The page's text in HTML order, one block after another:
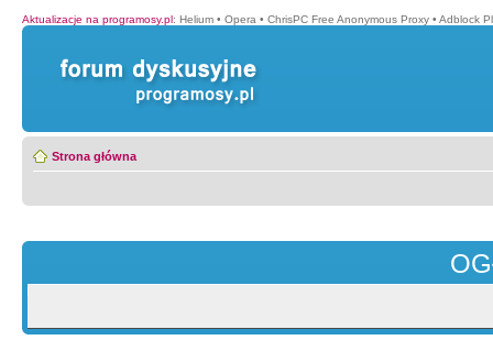
Aktualizacje na programosy.pl: Helium • Opera • ChrisPC Free Anonymous Proxy • Adblock
Strona główna